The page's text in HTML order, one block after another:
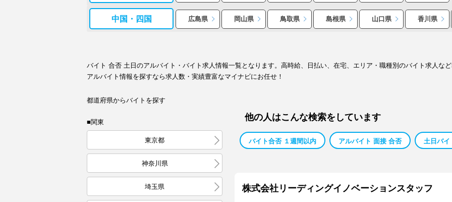
中国・四国 広島県 岡山県 鳥取県 島根県 山口県 香川県
バイト 合否 土日のアルバイト・バイト求人情報一覧となります。高時給、日払い、在宅、エリア・職種別のバイト求人な
アルバイト情報を探すなら求人数・実績豊富なマイナビにお任せ！
都道府県からバイトを探す
■関東
東京都
神奈川県
埼玉県
他の人はこんな検索をしています
バイト合否 １週間以内 アルバイト 面接 合否 土日バイ
株式会社リーディングイノベーションスタッフ